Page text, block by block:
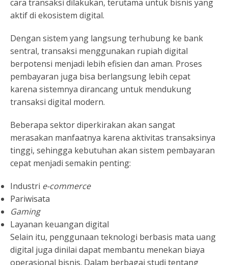
cara transaksi dilakukan, terutama untuk bisnis yang
aktif di ekosistem digital.
Dengan sistem yang langsung terhubung ke bank
sentral, transaksi menggunakan rupiah digital
berpotensi menjadi lebih efisien dan aman. Proses
pembayaran juga bisa berlangsung lebih cepat
karena sistemnya dirancang untuk mendukung
transaksi digital modern.
Beberapa sektor diperkirakan akan sangat
merasakan manfaatnya karena aktivitas transaksinya
tinggi, sehingga kebutuhan akan sistem pembayaran
cepat menjadi semakin penting:
Industri e-commerce
Pariwisata
Gaming
Layanan keuangan digital
Selain itu, penggunaan teknologi berbasis mata uang
digital juga dinilai dapat membantu menekan biaya
operasional bisnis. Dalam berbagai studi tentang